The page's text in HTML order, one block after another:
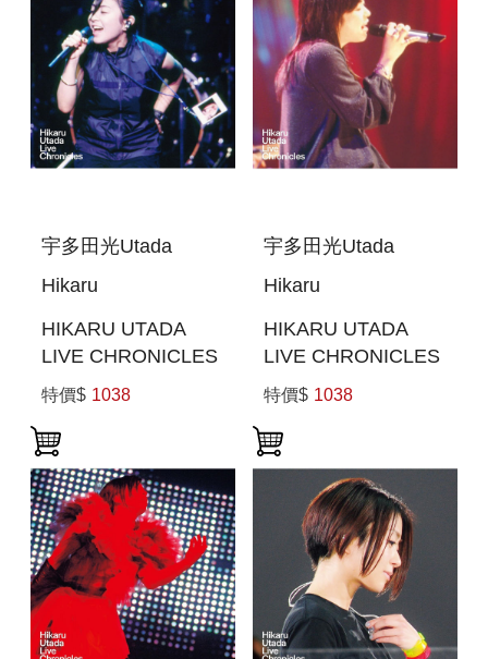
宇多田光Utada
Hikaru
HIKARU UTADA
LIVE CHRONICLES
LUV LIVE (1999) (日
特價$ 1038
宇多田光Utada
Hikaru
HIKARU UTADA
LIVE CHRONICLES
UNPLUGGED
BLU-RAY)
特價$ 1038